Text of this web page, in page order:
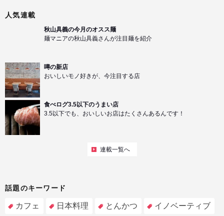
人気連載
秋山具義の今月のオスス麺
麺マニアの秋山具義さんが注目麺を紹介
噂の新店
おいしいモノ好きが、今注目する店
食べログ3.5以下のうまい店
3.5以下でも、おいしいお店はたくさんあるんです！
連載一覧へ
話題のキーワード
カフェ 日本料理 とんかつ イノベーティブ